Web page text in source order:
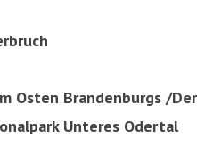
Osten Brandenburgs /Der
Unteres Odertal